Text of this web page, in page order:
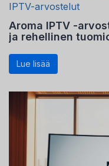
IPTV-arvostelut
Aroma IPTV -
ja rehellinen
Lue lisää